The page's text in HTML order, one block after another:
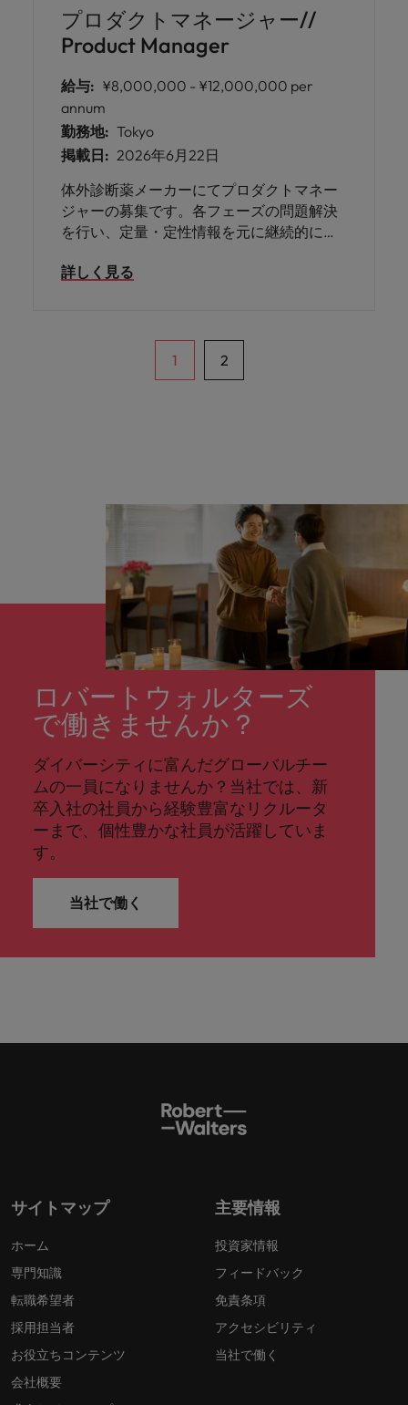
プロダクトマネージャー//
Product Manager
給与: ¥8,000,000 - ¥12,000,000 per
annum
勤務地: Tokyo
掲載日: 2026年6月22日
体外診断薬メーカーにてプロダクトマネー
ジャーの募集です。各フェーズの問題解決
を行い、定量・定性情報を元に継続的に
市場への浸透の最大化を担っていただきま
詳しく見る
1 2
ロバートウォルターズ
で働きませんか？
ダイバーシティに富んだグローバルチー
ムの一員になりませんか？当社では、新
卒入社の社員から経験豊富なリクルータ
ーまで、個性豊かな社員が活躍していま
す。
当社で働く
サイトマップ
ホーム
専門知識
転職希望者
採用担当者
お役立ちコンテンツ
会社概要
主要情報
投資家情報
フィードバック
免責条項
アクセシビリティ
当社で働く